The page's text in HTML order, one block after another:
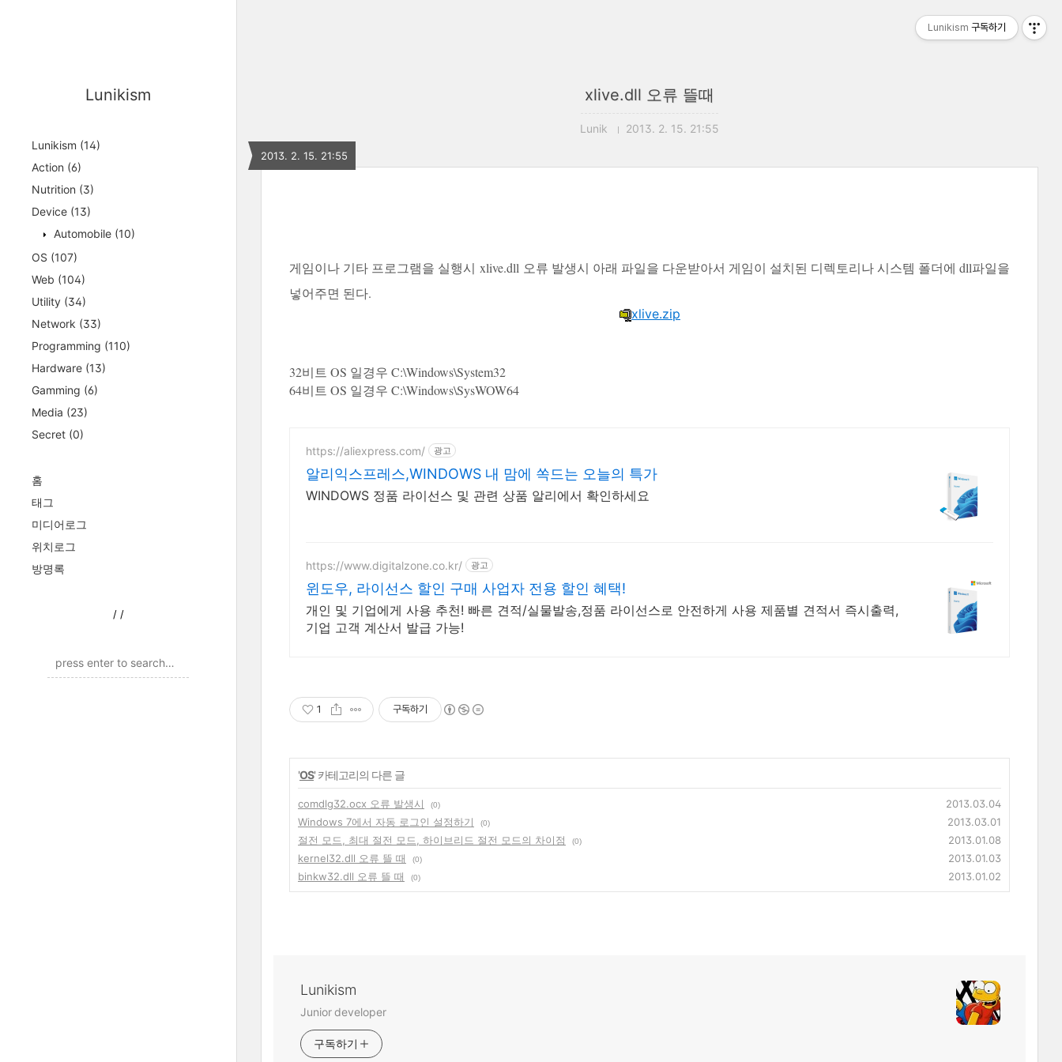
Lunikism
Lunikism (14)
Action (6)
Nutrition (3)
Device (13)
Automobile (10)
OS (107)
Web (104)
Utility (34)
Network (33)
Programming (110)
Hardware (13)
Gamming (6)
Media (23)
Secret (0)
홈
태그
미디어로그
위치로그
방명록
/ /
xlive.dll 오류 뜰때
Lunik 2013. 2. 15. 21:55
2013. 2. 15. 21:55
게임이나 기타 프로그램을 실행시 xlive.dll 오류 발생시 아래 파일을 다운받아서 게임이 설치된 디렉토리나 시스템 폴더에 dll파일을
넣어주면 된다.
xlive.zip
32비트 OS 일경우 C:\Windows\System32
64비트 OS 일경우 C:\Windows\SysWOW64
https://aliexpress.com/ 광고
알리익스프레스,WINDOWS 내 맘에 쏙드는 오늘의 특가
WINDOWS 정품 라이선스 및 관련 상품 알리에서 확인하세요
https://www.digitalzone.co.kr/ 광고
윈도우, 라이선스 할인 구매 사업자 전용 할인 혜택!
개인 및 기업에게 사용 추천! 빠른 견적/실물발송,정품 라이선스로 안전하게 사용 제품별 견적서 즉시출력,
기업 고객 계산서 발급 가능!
1 구독하기
'OS' 카테고리의 다른 글
comdlg32.ocx 오류 발생시 (0)
2013.03.04
Windows 7에서 자동 로그인 설정하기
(0)
2013.03.01
절전 모드, 최대 절전 모드, 하이브리드 절전 모드의 차이점
(0)
2013.01.08
kernel32.dll 오류 뜰 때
(0)
2013.01.03
binkw32.dll 오류 뜰 때
(0) 2013.01.02
Lunikism
Junior developer
구독하기
Lunikism 구독하기